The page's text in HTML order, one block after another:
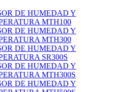
DE HUMEDAD Y
MTH100
DE HUMEDAD Y
MTH300
DE HUMEDAD Y
SR300S
DE HUMEDAD Y
MTH300S
DE HUMEDAD Y